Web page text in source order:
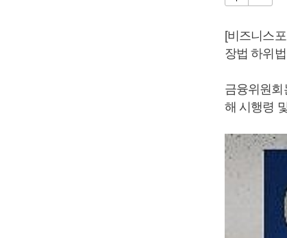
[비즈니스
장법 하위
금융위원회
해 시행령